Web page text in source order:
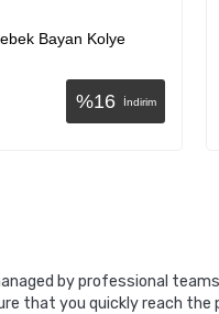
Bayan Kolye
%16 İndirim
by professional
that you quickly reach